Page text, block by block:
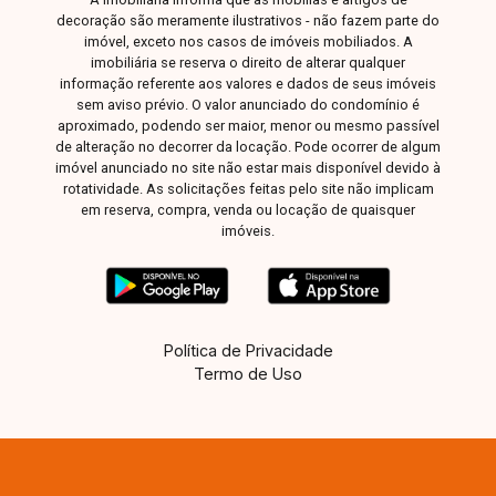
decoração são meramente ilustrativos - não fazem parte do
imóvel, exceto nos casos de imóveis mobiliados. A
imobiliária se reserva o direito de alterar qualquer
informação referente aos valores e dados de seus imóveis
sem aviso prévio. O valor anunciado do condomínio é
aproximado, podendo ser maior, menor ou mesmo passível
de alteração no decorrer da locação. Pode ocorrer de algum
imóvel anunciado no site não estar mais disponível devido à
rotatividade. As solicitações feitas pelo site não implicam
em reserva, compra, venda ou locação de quaisquer
imóveis.
Política de Privacidade
Termo de Uso